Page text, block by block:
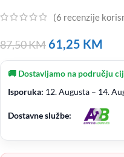
(6 recenzije
87,50KM 61,25 KM
🚚 Dostavljamo na području
Isporuka: 12. Augusta – 14.
Dostavne službe: